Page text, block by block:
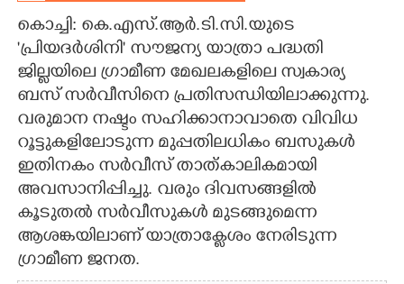
CARTOONS
LITERATURE
ZOOM
CONTACT US
കൊച്ചി: കെ.എസ്.ആർ.ടി.സി.യുടെ
'പ്രിയദർശിനി' സൗജന്യ യാത്രാ പദ്ധതി
ജില്ലയിലെ ഗ്രാമീണ മേഖലകളിലെ സ്വകാര്യ
ബസ് സർവീസിനെ പ്രതിസന്ധിയിലാക്കുന്നു.
വരുമാന നഷ്ടം സഹിക്കാനാവാതെ വിവിധ
റൂട്ടുകളിലോടുന്ന മുപ്പതിലധികം ബസുകൾ
ഇതിനകം സർവീസ് താത്കാലികമായി
അവസാനിപ്പിച്ചു. വരും ദിവസങ്ങളിൽ
കൂടുതൽ സർവീസുകൾ മുടങ്ങുമെന്ന
ആശങ്കയിലാണ് യാത്രാക്ലേശം നേരിടുന്ന
ഗ്രാമീണ ജനത.